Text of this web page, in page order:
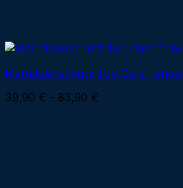
Matratzenschutz Top Care Tencel
39,90 € – 83,90 €